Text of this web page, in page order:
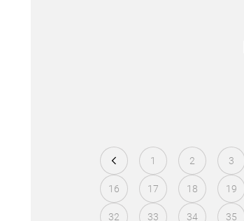
1 2 3
16 17 18 19
32 33 34 35